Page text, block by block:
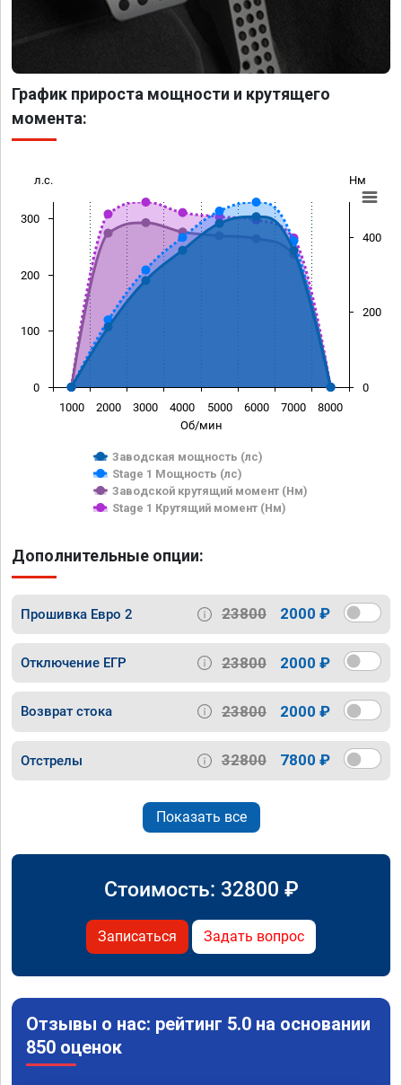
График прироста мощности и крутящего
момента:
Об/мин
л.с. Нм
Заводская мощность (лс)
Stage 1 Мощность (лс)
Заводской крутящий момент (Нм)
Stage 1 Крутящий момент (Нм)
1000 2000 3000 4000 5000 6000 7000 8000
0
100
200
300
0
200
400
Дополнительные опции:
Прошивка Евро 2 23800 2000 ₽
Отключение ЕГР 23800 2000 ₽
Возврат стока 23800 2000 ₽
Отстрелы 32800 7800 ₽
Показать все
Стоимость: 32800 ₽
Записаться Задать вопрос
Отзывы о нас: рейтинг 5.0 на основании
850 оценок